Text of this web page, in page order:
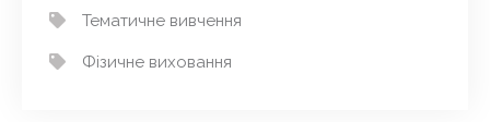
Тематичне вивчення
Фізичне виховання